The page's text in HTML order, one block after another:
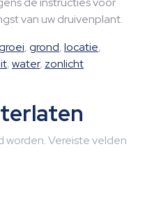
van uw druivenplant.
,grond,locatie,
,water, zonlicht
worden.Vereiste velden